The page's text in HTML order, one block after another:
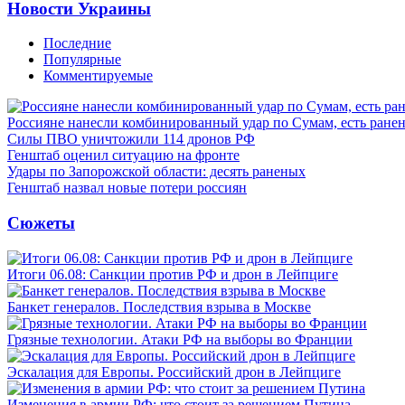
Новости Украины
Последние
Популярные
Комментируемые
Россияне нанесли комбинированный удар по Сумам, есть
Силы ПВО уничтожили 114 дронов РФ
Генштаб оценил ситуацию на фронте
Удары по Запорожской области: десять раненых
Генштаб назвал новые потери россиян
Сюжеты
Итоги 06.08: Санкции против РФ и дрон в Лейпциге
Банкет генералов. Последствия взрыва в Москве
Грязные технологии. Атаки РФ на выборы во Франции
Эскалация для Европы. Российский дрон в Лейпциге